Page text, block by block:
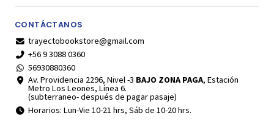
CONTÁCTANOS
trayectobookstore@gmail.com
+56 9 3088 0360
56930880360
Av. Providencia 2296, Nivel -3 BAJO ZONA PAGA, Estación
Metro Los Leones, Línea 6.
(subterraneo- después de pagar pasaje)
Horarios: Lun-Vie 10-21 hrs, Sáb de 10-20 hrs.